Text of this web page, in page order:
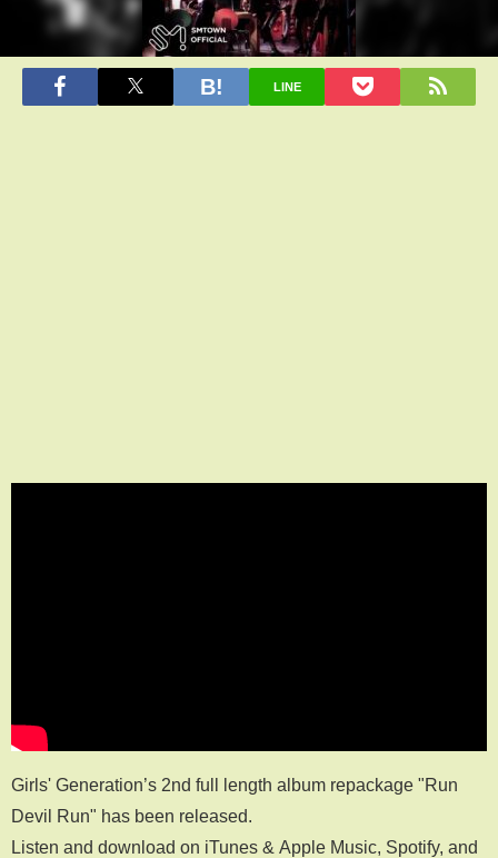
LINE
Girls' Generation’s 2nd full length album repackage "Run
Devil Run" has been released.
Listen and download on iTunes & Apple Music, Spotify, and